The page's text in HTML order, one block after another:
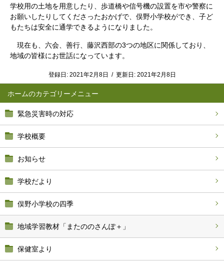
ホーム
緊急災害時の対応
学校概要
お知らせ
学校だより
俣野小学校の四季
地域学習教材「またののさんぽ＋」
保健室より
学校用の土地を用意したり、歩道橋や信号機の設置を市や警察に
お願いしたりしてくださったおかげで、俣野小学校ができ、子ど
もたちは安全に通学できるようになりました。
現在も、六会、善行、藤沢西部の3つの地区に関係しており、
地域の皆様にお世話になっています。
登録日: 2021年2月8日 / 更新日: 2021年2月8日